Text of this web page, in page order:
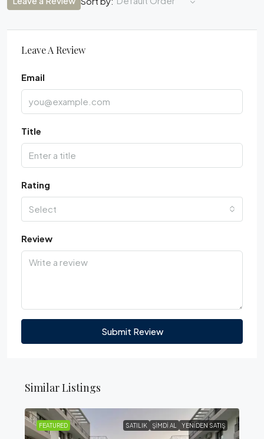
Leave A Review
Email
Title
Rating
Select
Review
Submit Review
Similar Listings
FEATURED SATILIK ŞIMDI AL YENIDEN SATIŞ